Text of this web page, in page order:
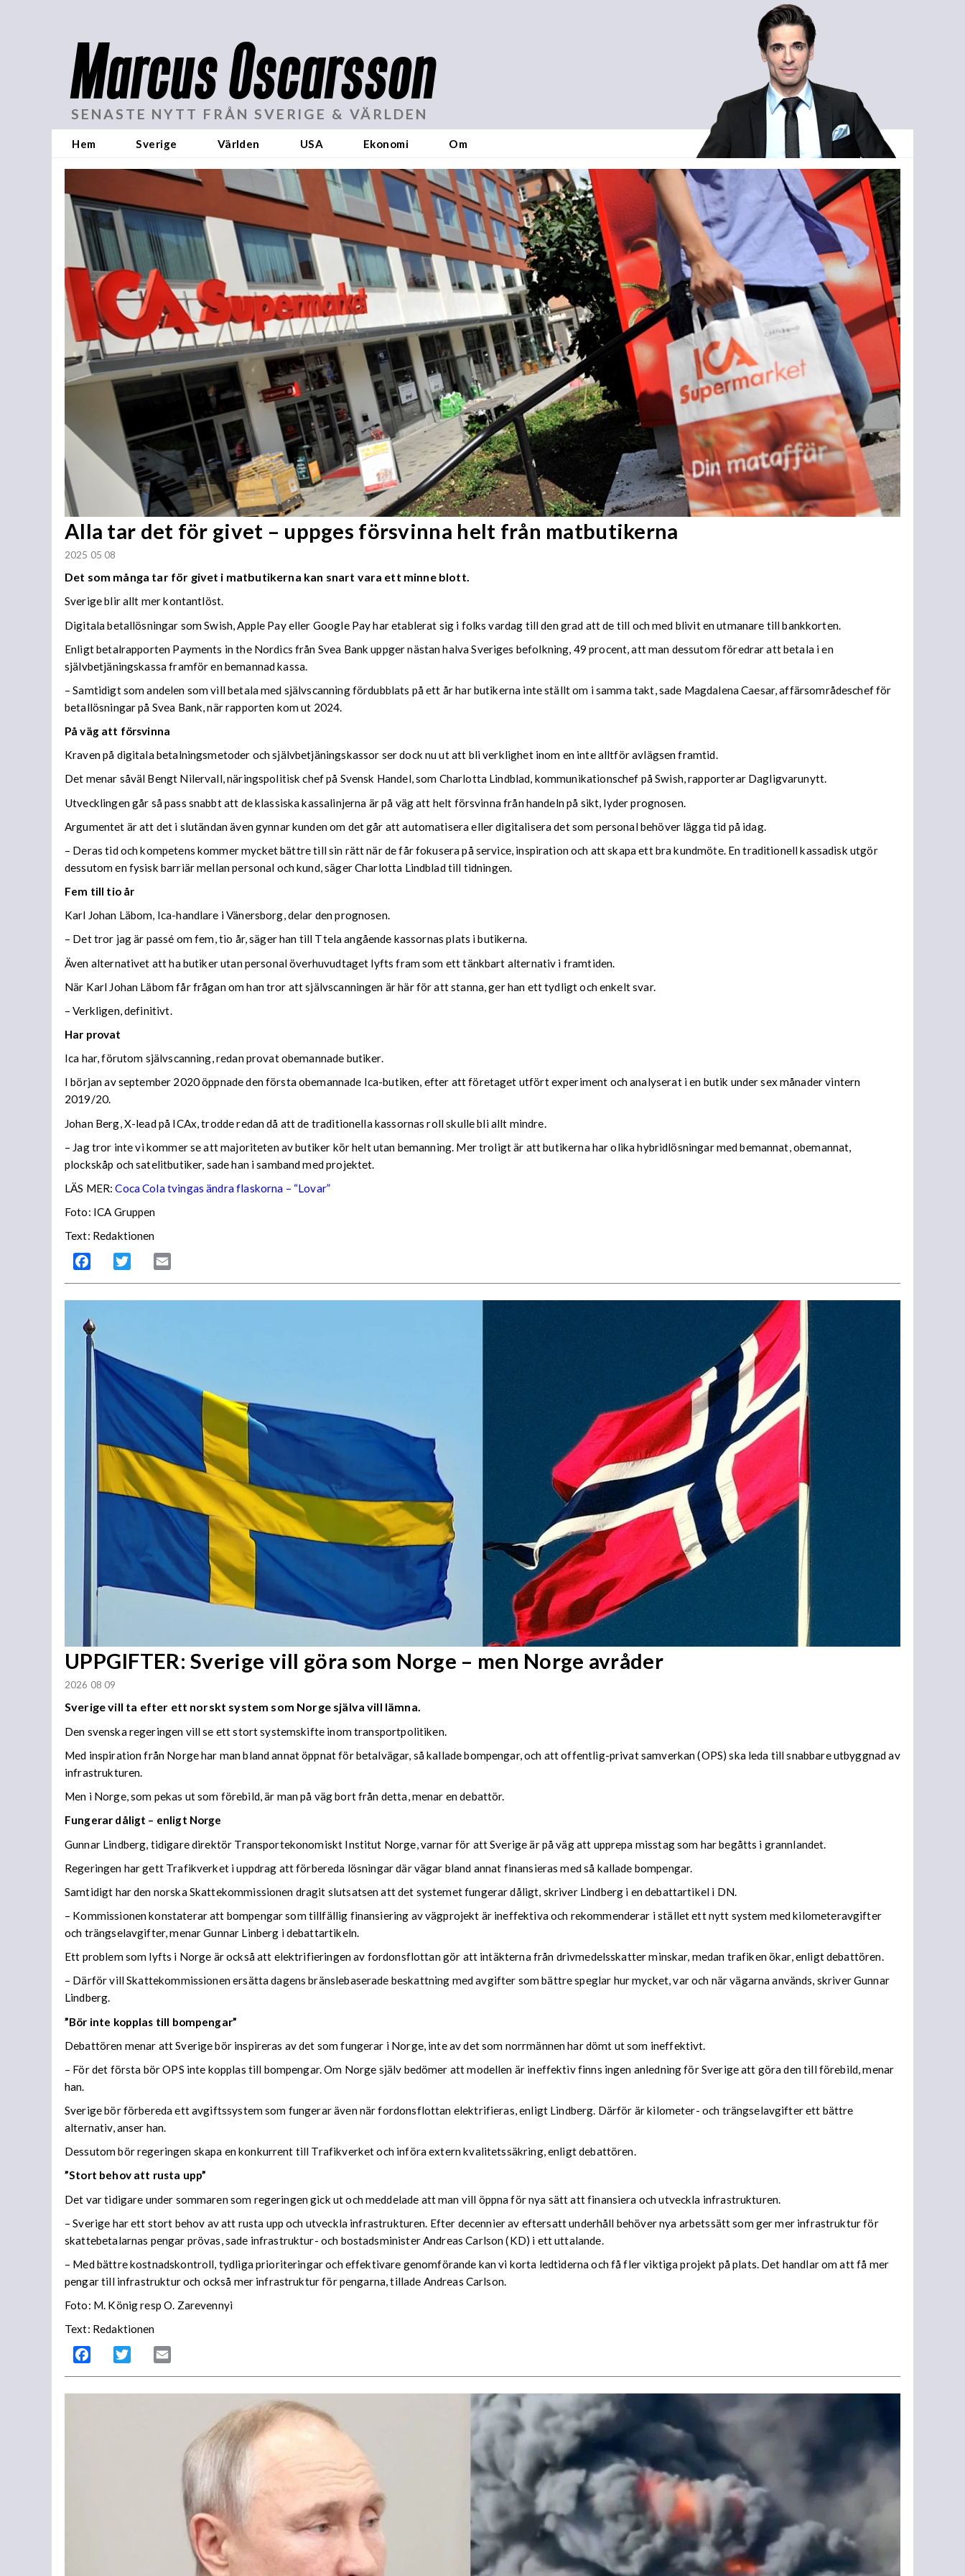
Marcus Oscarsson
SENASTE NYTT FRÅN SVERIGE & VÄRLDEN
Hem Sverige Världen USA Ekonomi Om
Alla tar det för givet – uppges försvinna helt från matbutikerna
2025 05 08
Det som många tar för givet i matbutikerna kan snart vara ett minne blott.
Sverige blir allt mer kontantlöst.
Digitala betallösningar som Swish, Apple Pay eller Google Pay har etablerat sig i folks vardag till den grad att de till och med blivit en utmanare till bankkorten.
Enligt betalrapporten Payments in the Nordics från Svea Bank uppger nästan halva Sveriges befolkning, 49 procent, att man dessutom föredrar att betala i en
självbetjäningskassa framför en bemannad kassa.
– Samtidigt som andelen som vill betala med självscanning fördubblats på ett år har butikerna inte ställt om i samma takt, sade Magdalena Caesar, affärsområdeschef för
betallösningar på Svea Bank, när rapporten kom ut 2024.
På väg att försvinna
Kraven på digitala betalningsmetoder och självbetjäningskassor ser dock nu ut att bli verklighet inom en inte alltför avlägsen framtid.
Det menar såväl Bengt Nilervall, näringspolitisk chef på Svensk Handel, som Charlotta Lindblad, kommunikationschef på Swish, rapporterar Dagligvarunytt.
Utvecklingen går så pass snabbt att de klassiska kassalinjerna är på väg att helt försvinna från handeln på sikt, lyder prognosen.
Argumentet är att det i slutändan även gynnar kunden om det går att automatisera eller digitalisera det som personal behöver lägga tid på idag.
– Deras tid och kompetens kommer mycket bättre till sin rätt när de får fokusera på service, inspiration och att skapa ett bra kundmöte. En traditionell kassadisk utgör
dessutom en fysisk barriär mellan personal och kund, säger Charlotta Lindblad till tidningen.
Fem till tio år
Karl Johan Läbom, Ica-handlare i Vänersborg, delar den prognosen.
– Det tror jag är passé om fem, tio år, säger han till Ttela angående kassornas plats i butikerna.
Även alternativet att ha butiker utan personal överhuvudtaget lyfts fram som ett tänkbart alternativ i framtiden.
När Karl Johan Läbom får frågan om han tror att självscanningen är här för att stanna, ger han ett tydligt och enkelt svar.
– Verkligen, definitivt.
Har provat
Ica har, förutom självscanning, redan provat obemannade butiker.
I början av september 2020 öppnade den första obemannade Ica-butiken, efter att företaget utfört experiment och analyserat i en butik under sex månader vintern
2019/20.
Johan Berg, X-lead på ICAx, trodde redan då att de traditionella kassornas roll skulle bli allt mindre.
– Jag tror inte vi kommer se att majoriteten av butiker kör helt utan bemanning. Mer troligt är att butikerna har olika hybridlösningar med bemannat, obemannat,
plockskåp och satelitbutiker, sade han i samband med projektet.
LÄS MER:Coca Cola tvingas ändra flaskorna – “Lovar”
Foto: ICA Gruppen
Text: Redaktionen
Facebook Twitter
UPPGIFTER: Sverige vill göra som Norge – men Norge avråder
2026 08 09
Sverige vill ta efter ett norskt system som Norge själva vill lämna.
Den svenska regeringen vill se ett stort systemskifte inom transportpolitiken.
Med inspiration från Norge har man bland annat öppnat för betalvägar, så kallade bompengar, och att offentlig-privat samverkan (OPS) ska leda till snabbare utbyggnad av
infrastrukturen.
Men i Norge, som pekas ut som förebild, är man på väg bort från detta, menar en debattör.
Fungerar dåligt – enligt Norge
Gunnar Lindberg, tidigare direktör Transportekonomiskt Institut Norge, varnar för att Sverige är på väg att upprepa misstag som har begåtts i grannlandet.
Regeringen har gett Trafikverket i uppdrag att förbereda lösningar där vägar bland annat finansieras med så kallade bompengar.
Samtidigt har den norska Skattekommissionen dragit slutsatsen att det systemet fungerar dåligt, skriver Lindberg i en debattartikel i DN.
– Kommissionen konstaterar att bompengar som tillfällig finansiering av vägprojekt är ineffektiva och rekommenderar i stället ett nytt system med kilometeravgifter
och trängselavgifter, menar Gunnar Linberg i debattartikeln.
Ett problem som lyfts i Norge är också att elektrifieringen av fordonsflottan gör att intäkterna från drivmedelsskatter minskar, medan trafiken ökar, enligt debattören.
– Därför vill Skattekommissionen ersätta dagens bränslebaserade beskattning med avgifter som bättre speglar hur mycket, var och när vägarna används, skriver Gunnar
Lindberg.
”Bör inte kopplas till bompengar”
Debattören menar att Sverige bör inspireras av det som fungerar i Norge, inte av det som norrmännen har dömt ut som ineffektivt.
– För det första bör OPS inte kopplas till bompengar. Om Norge själv bedömer att modellen är ineffektiv finns ingen anledning för Sverige att göra den till förebild, menar
han.
Sverige bör förbereda ett avgiftssystem som fungerar även när fordonsflottan elektrifieras, enligt Lindberg. Därför är kilometer- och trängselavgifter ett bättre
alternativ, anser han.
Dessutom bör regeringen skapa en konkurrent till Trafikverket och införa extern kvalitetssäkring, enligt debattören.
”Stort behov att rusta upp”
Det var tidigare under sommaren som regeringen gick ut och meddelade att man vill öppna för nya sätt att finansiera och utveckla infrastrukturen.
– Sverige har ett stort behov av att rusta upp och utveckla infrastrukturen. Efter decennier av eftersatt underhåll behöver nya arbetssätt som ger mer infrastruktur för
skattebetalarnas pengar prövas, sade infrastruktur- och bostadsminister Andreas Carlson (KD) i ett uttalande.
– Med bättre kostnadskontroll, tydliga prioriteringar och effektivare genomförande kan vi korta ledtiderna och få fler viktiga projekt på plats. Det handlar om att få mer
pengar till infrastruktur och också mer infrastruktur för pengarna, tillade Andreas Carlson.
Foto: M. König resp O. Zarevennyi
Text: Redaktionen
Facebook Twitter